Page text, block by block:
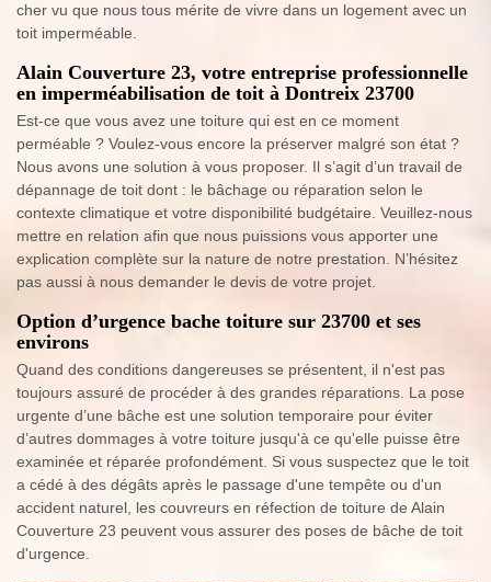
cher vu que nous tous mérite de vivre dans un logement avec un
toit imperméable.
Alain Couverture 23, votre entreprise professionnelle
en imperméabilisation de toit à Dontreix 23700
Est-ce que vous avez une toiture qui est en ce moment
perméable ? Voulez-vous encore la préserver malgré son état ?
Nous avons une solution à vous proposer. Il s’agit d’un travail de
dépannage de toit dont : le bâchage ou réparation selon le
contexte climatique et votre disponibilité budgétaire. Veuillez-nous
mettre en relation afin que nous puissions vous apporter une
explication complète sur la nature de notre prestation. N’hésitez
pas aussi à nous demander le devis de votre projet.
Option d’urgence bache toiture sur 23700 et ses
environs
Quand des conditions dangereuses se présentent, il n'est pas
toujours assuré de procéder à des grandes réparations. La pose
urgente d’une bâche est une solution temporaire pour éviter
d’autres dommages à votre toiture jusqu'à ce qu'elle puisse être
examinée et réparée profondément. Si vous suspectez que le toit
a cédé à des dégâts après le passage d'une tempête ou d'un
accident naturel, les couvreurs en réfection de toiture de Alain
Couverture 23 peuvent vous assurer des poses de bâche de toit
d'urgence.